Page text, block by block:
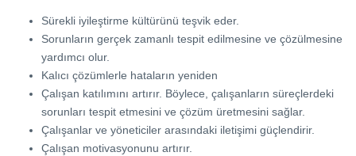
Sürekli iyileştirme kültürünü teşvik eder.
Sorunların gerçek zamanlı tespit edilmesine ve çözülmesine
yardımcı olur.
Kalıcı çözümlerle hataların yeniden
Çalışan katılımını artırır. Böylece, çalışanların süreçlerdeki
sorunları tespit etmesini ve çözüm üretmesini sağlar.
Çalışanlar ve yöneticiler arasındaki iletişimi güçlendirir.
Çalışan motivasyonunu artırır.